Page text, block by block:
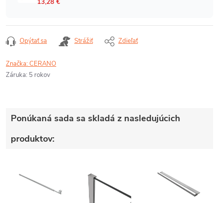
Opýtať sa Strážiť Zdieľať
Značka:CERANO
Záruka: 5 rokov
Ponúkaná sada sa skladá z nasledujúcich
produktov: